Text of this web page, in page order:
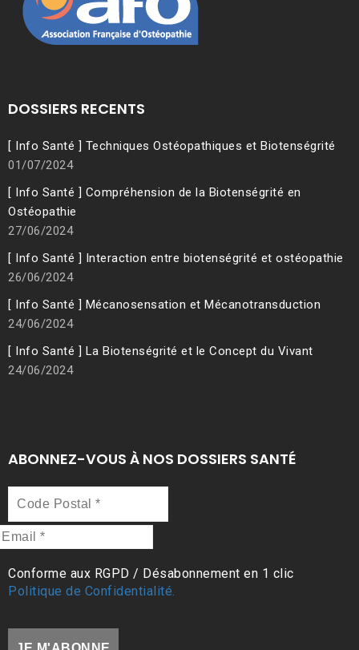
DOSSIERS RECENTS
[ Info Santé ] Techniques Ostéopathiques et Biotenségrité
01/07/2024
[ Info Santé ] Compréhension de la Biotenségrité en
Ostéopathie
27/06/2024
[ Info Santé ] Interaction entre biotenségrité et ostéopathie
26/06/2024
[ Info Santé ] Mécanosensation et Mécanotransduction
24/06/2024
[ Info Santé ] La Biotenségrité et le Concept du Vivant
24/06/2024
ABONNEZ-VOUS À NOS DOSSIERS SANTÉ
Postal
*
Email
*
Conforme aux RGPD / Désabonnement en 1 clic
Politique de Confidentialité.